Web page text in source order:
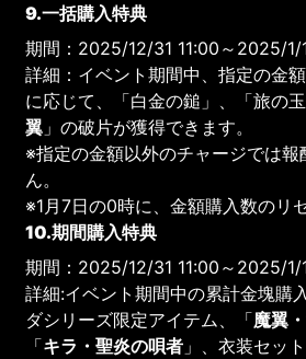
9.一括購入特典
期間：2025/12/31 11:00～2025/
詳細：イベント期間中、指定の金
に応じて、「白金の鎚」、「旅の
翼 」の破片が獲得できます。
※指定の金額以外のチャージでは報
ん。
※1月7日の0時に、金額購入数のリ
10.期間購入特典
期間：2025/12/31 11:00～2025/
詳細:イベント期間中の累計金塊購
ダシリーズ限定アイテム、「魔翼
「キラ・聖炎の唄者 」、衣装セッ